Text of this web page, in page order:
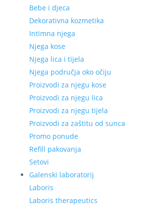
Bebe i djeca
Dekorativna kozmetika
Intimna njega
Njega kose
Njega lica i tijela
Njega područja oko očiju
Proizvodi za njegu kose
Proizvodi za njegu lica
Proizvodi za njegu tijela
Proizvodi za zaštitu od sunca
Promo ponude
Refill pakovanja
Setovi
Galenski laboratorij
Laboris
Laboris therapeutics